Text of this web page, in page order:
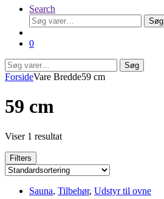
Search
Søg
efter:
Søg
0
Søg
efter:
Søg
ForsideVare Bredde59 cm
59 cm
Viser 1 resultat
Filters
Sauna, Tilbehør, Udstyr til ovne